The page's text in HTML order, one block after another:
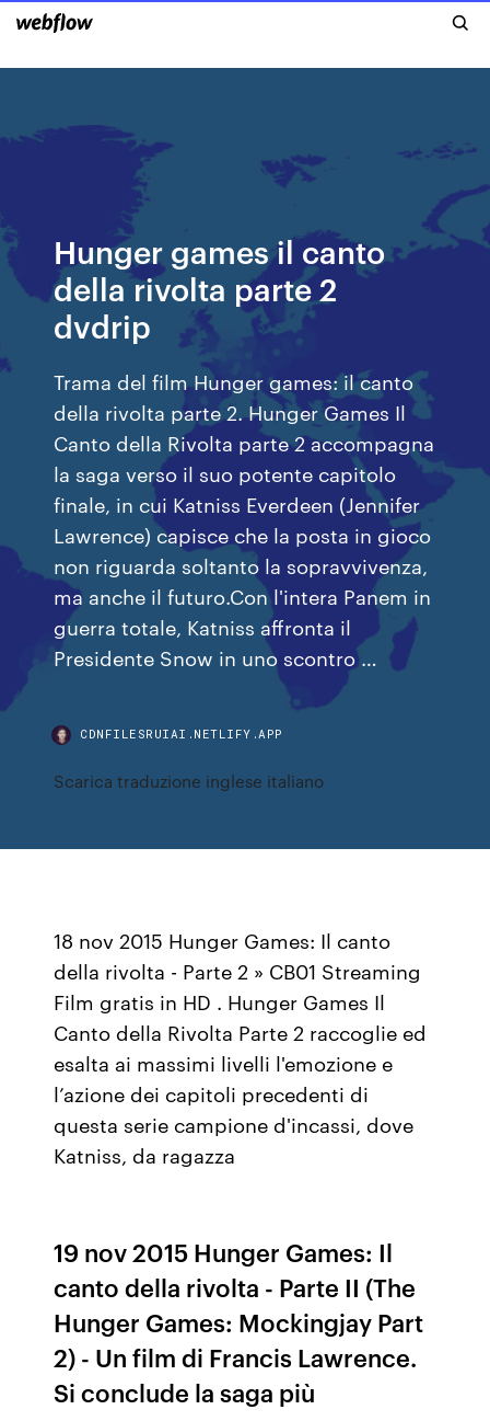
Hunger games il canto
della rivolta parte 2
dvdrip
Trama del film Hunger games: il canto
della rivolta parte 2. Hunger Games Il
Canto della Rivolta parte 2 accompagna
la saga verso il suo potente capitolo
finale, in cui Katniss Everdeen (Jennifer
Lawrence) capisce che la posta in gioco
non riguarda soltanto la sopravvivenza,
ma anche il futuro.Con l'intera Panem in
guerra totale, Katniss affronta il
Presidente Snow in uno scontro …
CDNFILESRUIAI.NETLIFY.APP
Scarica traduzione inglese italiano
18 nov 2015 Hunger Games: Il canto
della rivolta - Parte 2 » CB01 Streaming
Film gratis in HD . Hunger Games Il
Canto della Rivolta Parte 2 raccoglie ed
esalta ai massimi livelli l'emozione e
l’azione dei capitoli precedenti di
questa serie campione d'incassi, dove
Katniss, da ragazza
19 nov 2015 Hunger Games: Il
canto della rivolta - Parte II (The
Hunger Games: Mockingjay Part
2) - Un film di Francis Lawrence.
Si conclude la saga più